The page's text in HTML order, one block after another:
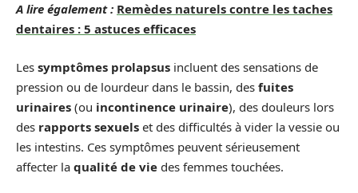
A lire également : Remèdes naturels contre les taches
dentaires : 5 astuces efficaces
Les symptômes prolapsus incluent des sensations de
pression ou de lourdeur dans le bassin, des fuites
urinaires (ou incontinence urinaire), des douleurs lors
des rapports sexuels et des difficultés à vider la vessie ou
les intestins. Ces symptômes peuvent sérieusement
affecter la qualité de vie des femmes touchées.